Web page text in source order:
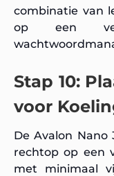
combinatie van
op een
Stap 10:
voor
De Avalon
rechtop op een
met minimaal